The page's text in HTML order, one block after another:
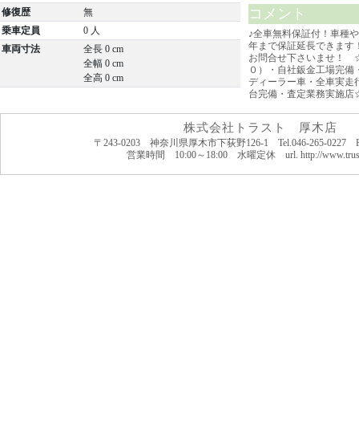
修復歴
無
乗車定員
0 人
車両寸法
全長 0 cm
全幅 0 cm
全高 0 cm
コメント
♪全車無料保証付！車種
年まで保証延長できます
お問合せ下さいませ！
０）・自社鈑金工場完
ディーラー車・全車実走
台完備・査定業務実施
株式会社トラスト 厚木店
〒243-0203 神奈川県厚木市下荻野126-1 Tel.046-265-0227
営業時間 10:00～18:00 水曜定休 url. http://